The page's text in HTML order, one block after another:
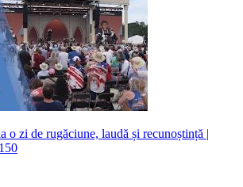
o zi de rugăciune, laudă și recunoștință |